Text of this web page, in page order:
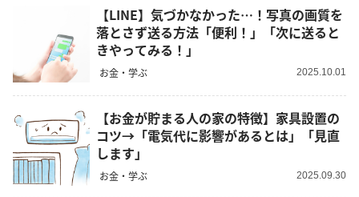
【LINE】気づかなかった…！写真の画質を
落とさず送る方法「便利！」「次に送ると
きやってみる！」
お金・学ぶ 2025.10.01
【お金が貯まる人の家の特徴】家具設置の
コツ→「電気代に影響があるとは」「見直
します」
お金・学ぶ 2025.09.30